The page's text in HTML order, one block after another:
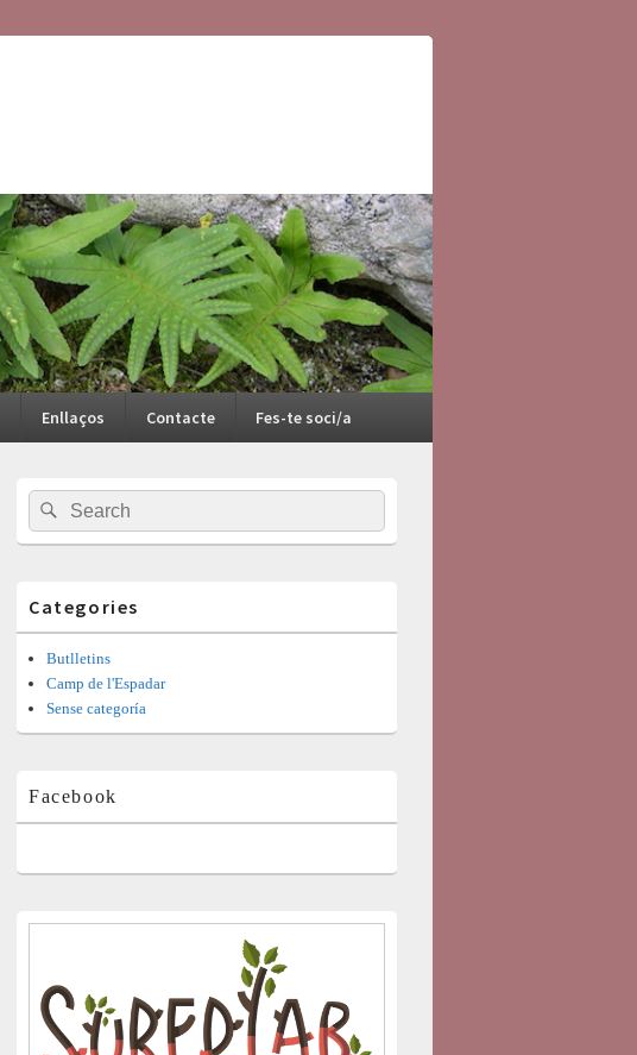
Enllaços Contacte Fes-te soci/a
Barra
lateral
principal
Search
for:
Search
Categories
Butlletins
Camp de l'Espadar
Sense categoría
Facebook